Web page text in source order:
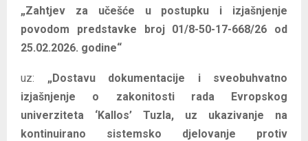
„Zahtjev za učešće u postupku i izjašnjenje
povodom predstavke broj 01/8-50-17-668/26 od
25.02.2026. godine“
uz: „Dostavu dokumentacije i sveobuhvatno
izjašnjenje o zakonitosti rada Evropskog
univerziteta ‘Kallos’ Tuzla, uz ukazivanje na
kontinuirano sistemsko djelovanje protiv